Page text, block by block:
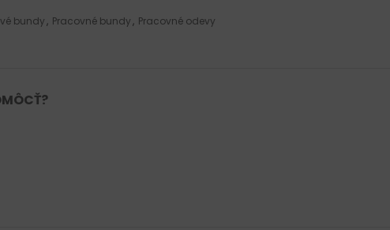
bundy , Pracovné bundy , Pracovné odevy